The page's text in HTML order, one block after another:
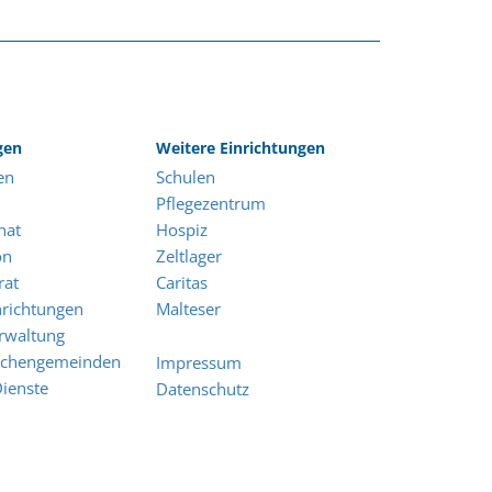
Weitere Einrichtungen
Schulen
Pflegezentrum
Hospiz
Zeltlager
Caritas
Malteser
Impressum
Datenschutz